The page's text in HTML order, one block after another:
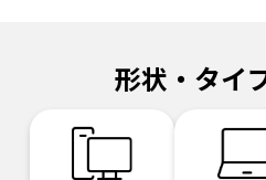
形状・タイ